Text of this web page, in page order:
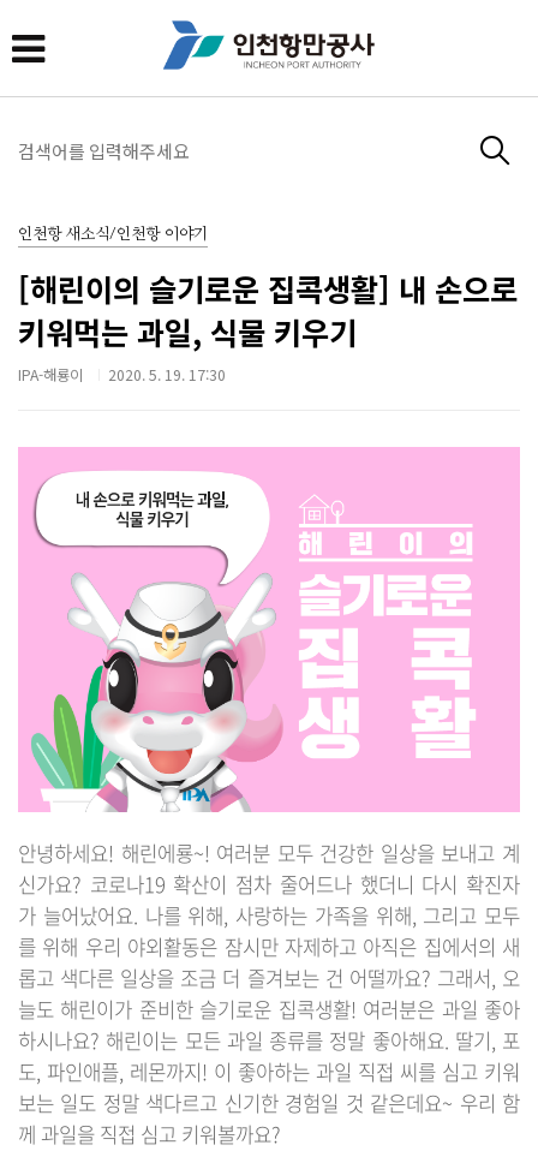
인천항 새소식/인천항 이야기
[해린이의 슬기로운 집콕생활] 내 손으로
키워먹는 과일, 식물 키우기
IPA-해룡이 2020. 5. 19. 17:30
안녕하세요! 해린에룡~! 여러분 모두 건강한 일상을 보내고 계
신가요? 코로나19 확산이 점차 줄어드나 했더니 다시 확진자
가 늘어났어요. 나를 위해, 사랑하는 가족을 위해, 그리고 모두
를 위해 우리 야외활동은 잠시만 자제하고 아직은 집에서의 새
롭고 색다른 일상을 조금 더 즐겨보는 건 어떨까요? 그래서, 오
늘도 해린이가 준비한 슬기로운 집콕생활! 여러분은 과일 좋아
하시나요? 해린이는 모든 과일 종류를 정말 좋아해요. 딸기, 포
도, 파인애플, 레몬까지! 이 좋아하는 과일 직접 씨를 심고 키워
보는 일도 정말 색다르고 신기한 경험일 것 같은데요~ 우리 함
께 과일을 직접 심고 키워볼까요?